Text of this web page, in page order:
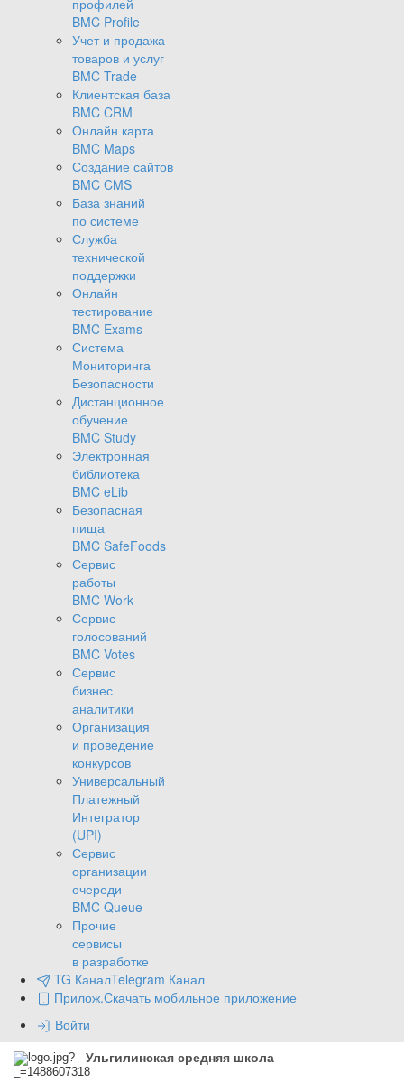
профилей
BMC Profile
Учет и продажа
товаров и услуг
BMC Trade
Клиентская база
BMC CRM
Онлайн карта
BMC Maps
Создание сайтов
BMC CMS
База знаний
по системе
Служба
технической
поддержки
Онлайн
тестирование
BMC Exams
Система
Мониторинга
Безопасности
Дистанционное
обучение
BMC Study
Электронная
библиотека
BMC eLib
Безопасная
пища
BMC SafeFoods
Сервис
работы
BMC Work
Сервис
голосований
BMC Votes
Сервис
бизнес
аналитики
Организация
и проведение
конкурсов
Универсальный
Платежный
Интегратор
(UPI)
Сервис
организации
очереди
BMC Queue
Прочие
сервисы
в разработке
TG КаналTelegram Канал
Прилож.Скачать мобильное приложение
Войти
Ульгилинская средняя школа